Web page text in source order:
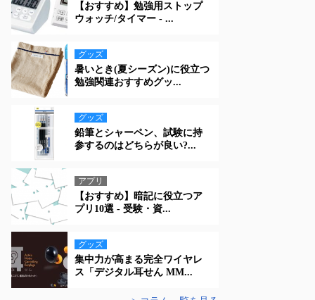
【おすすめ】勉強用ストップ
ウォッチ/タイマー - ...
グッズ
暑いとき(夏シーズン)に役立つ
勉強関連おすすめグッ...
グッズ
鉛筆とシャーペン、試験に持
参するのはどちらが良い?...
アプリ
【おすすめ】暗記に役立つア
プリ10選 - 受験・資...
グッズ
集中力が高まる完全ワイヤレ
ス「デジタル耳せん MM...